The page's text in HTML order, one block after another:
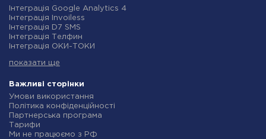
Інтеграція OpenAI (ChatGPT)
Інтеграція Binotel
Інтеграція Prom
Інтеграція Приват24
Інтеграція OLX
Інтеграція SendPulse
Інтеграція Stream Telecom
Інтеграція Google Analytics
Інтеграція Creatio
Інтеграція Ringostat
Інтеграція Google Calendar
Інтеграція Google Analytics 4
Інтеграція Invoiless
Інтеграція D7 SMS
Інтеграція Телфин
Інтеграція ОКИ-ТОКИ
Інтеграція Microsoft Dynamics 365
Інтеграція TxtSync
Інтеграція Wire2Air
Інтеграція Corezoid
Інтеграція Infobip
Інтеграція Instasent
Інтеграція AtomPark
показати ще
Важливі сторінки
Умови використання
Політика конфіденційності
Партнерська програма
Тарифи
Ми не працюємо з РФ